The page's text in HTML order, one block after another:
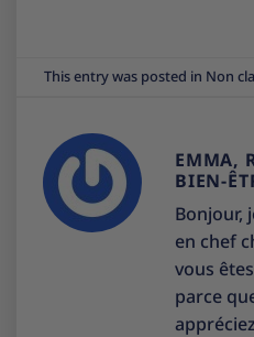
This entry was posted in Non
EMMA,
BIEN-
Bonjour,
en chef
vous
parce